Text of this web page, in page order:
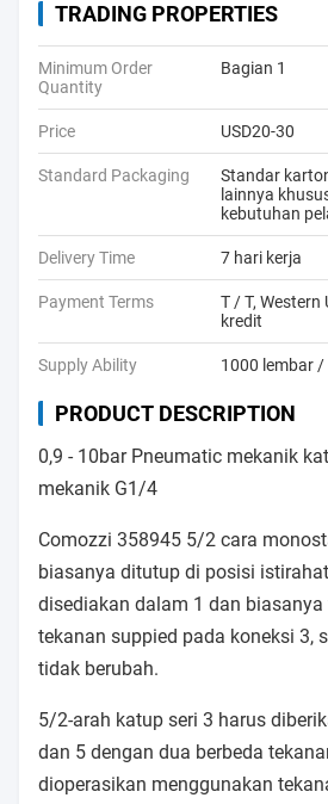
TRADING PROPERTIES
Minimum Order
Quantity
Bagian 1
Price USD20-30
Standard Packaging
Standar
lainnya
kebutuhan
Delivery Time 7 hari kerja
Payment Terms
T / T, Western
kredit
Supply Ability 1000 lembar /
PRODUCT DESCRIPTION
0,9 - 10bar Pneumatic mekanik
mekanik G1/4
Comozzi 358945 5/2 cara
biasanya ditutup di posisi
disediakan dalam 1 dan biasanya
tekanan suppied pada koneksi 3,
tidak berubah.
5/2-arah katup seri 3 harus
dan 5 dengan dua berbeda
dioperasikan menggunakan